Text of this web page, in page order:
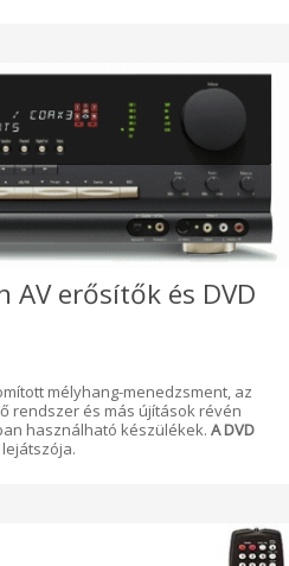
erősítők és DVD
mélyhang-menedzsment, az
rendszer és más újítások révén
használható készülékek. A DVD